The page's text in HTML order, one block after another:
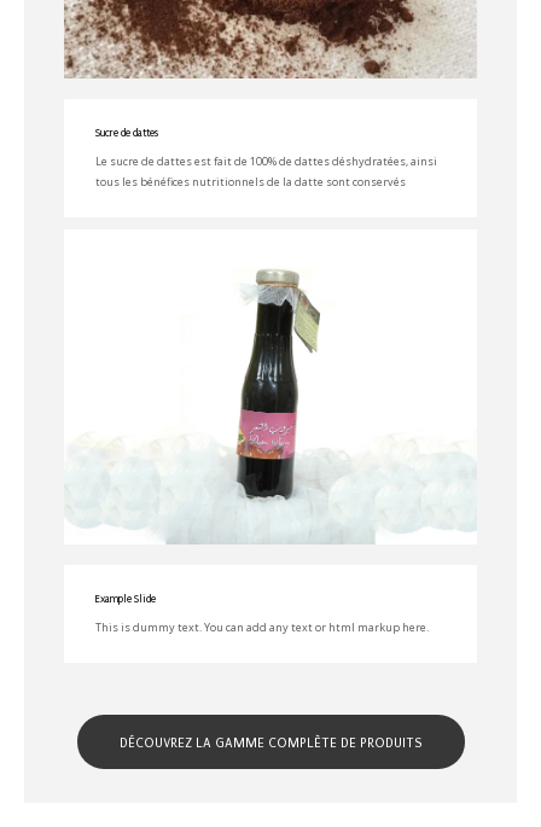
Sucre de dattes
Le sucre de dattes est fait de 100% de dattes déshydratées, ainsi
tous les bénéfices nutritionnels de la datte sont conservés
Example Slide
This is dummy text. You can add any text or html markup here.
DÉCOUVREZ LA GAMME COMPLÈTE DE PRODUITS